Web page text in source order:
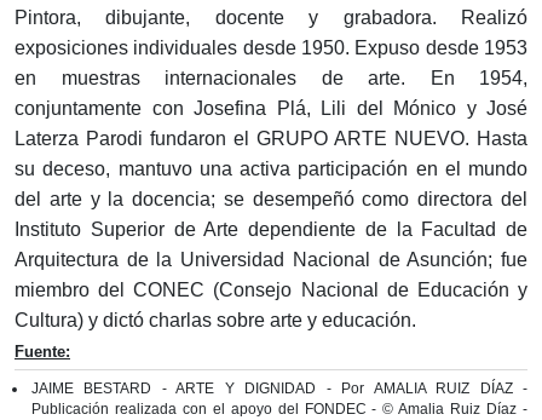
Pintora, dibujante, docente y grabadora. Realizó
exposiciones individuales desde 1950. Expuso desde 1953
en muestras internacionales de arte. En 1954,
conjuntamente con Josefina Plá, Lili del Mónico y José
Laterza Parodi fundaron el GRUPO ARTE NUEVO. Hasta
su deceso, mantuvo una activa participación en el mundo
del arte y la docencia; se desempeñó como directora del
Instituto Superior de Arte dependiente de la Facultad de
Arquitectura de la Universidad Nacional de Asunción; fue
miembro del CONEC (Consejo Nacional de Educación y
Cultura) y dictó charlas sobre arte y educación.
Fuente:
JAIME BESTARD - ARTE Y DIGNIDAD - Por AMALIA RUIZ DÍAZ -
Publicación realizada con el apoyo del FONDEC - © Amalia Ruiz Díaz -